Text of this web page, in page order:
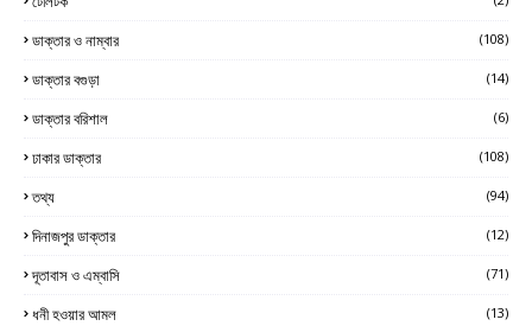
ডাক্তার ও নাম্বার (108)
ডাক্তার বগুড়া (14)
ডাক্তার বরিশাল (6)
ঢাকার ডাক্তার (108)
তথ্য (94)
দিনাজপুর ডাক্তার (12)
দূতাবাস ও এম্বাসি (71)
ধনী হওয়ার আমল (13)